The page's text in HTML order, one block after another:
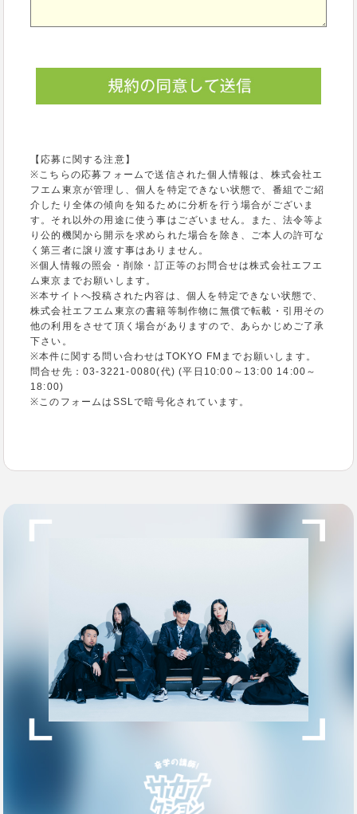
【応募に関する注意】
※こちらの応募フォームで送信された個人情報は、株式会社エ
フエム東京が管理し、個人を特定できない状態で、番組でご紹
介したり全体の傾向を知るために分析を行う場合がございま
す。それ以外の用途に使う事はございません。また、法令等よ
り公的機関から開示を求められた場合を除き、ご本人の許可な
く第三者に譲り渡す事はありません。
※個人情報の照会・削除・訂正等のお問合せは株式会社エフエ
ム東京までお願いします。
※本サイトへ投稿された内容は、個人を特定できない状態で、
株式会社エフエム東京の書籍等制作物に無償で転載・引用その
他の利用をさせて頂く場合がありますので、あらかじめご了承
下さい。
※本件に関する問い合わせはTOKYO FMまでお願いします。
問合せ先：03-3221-0080(代) (平日10:00～13:00 14:00～
18:00)
※このフォームはSSLで暗号化されています。